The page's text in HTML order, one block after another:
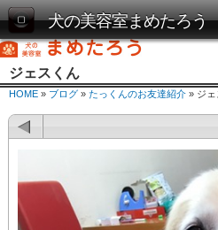
犬の美容室まめたろう
ジェスくん
HOME » ブログ » たっくんのお友達紹介 » ジェ